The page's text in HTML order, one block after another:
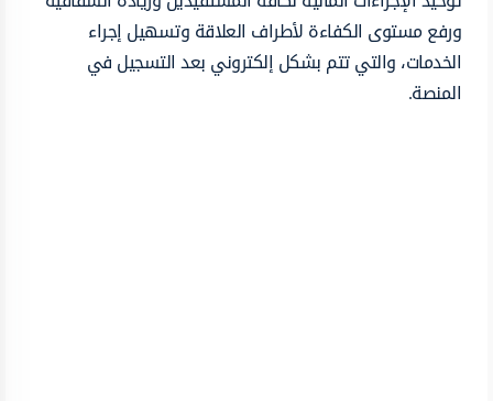
ورفع مستوى الكفاءة لأطراف العلاقة وتسهيل إجراء
الخدمات، والتي تتم بشكل إلكتروني بعد التسجيل في
المنصة.